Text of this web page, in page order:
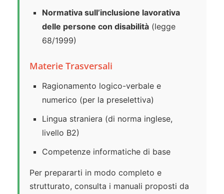
Normativa sull’inclusione lavorativa
delle persone con disabilità (legge
68/1999)
Materie Trasversali
Ragionamento logico-verbale e
numerico (per la preselettiva)
Lingua straniera (di norma inglese,
livello B2)
Competenze informatiche di base
Per prepararti in modo completo e
strutturato, consulta i manuali proposti da